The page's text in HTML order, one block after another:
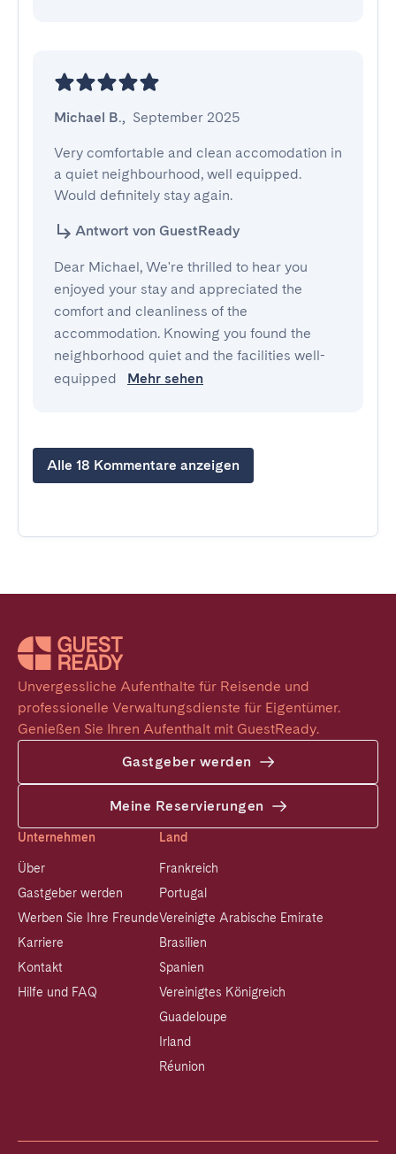
Michael B., September 2025
Very comfortable and clean accomodation in
a quiet neighbourhood, well equipped.
Would definitely stay again.
Antwort von GuestReady
Dear Michael, We're thrilled to hear you
enjoyed your stay and appreciated the
comfort and cleanliness of the
accommodation. Knowing you found the
neighborhood quiet and the facilities well-
equipped
Mehr sehen
Alle 18 Kommentare anzeigen
Unvergessliche Aufenthalte für Reisende und
professionelle Verwaltungsdienste für Eigentümer.
Genießen Sie Ihren Aufenthalt mit GuestReady.
Gastgeber werden
Meine Reservierungen
Unternehmen
Über
Gastgeber werden
Werben Sie Ihre Freunde
Karriere
Kontakt
Hilfe und FAQ
Land
Frankreich
Portugal
Vereinigte Arabische Emirate
Brasilien
Spanien
Vereinigtes Königreich
Guadeloupe
Irland
Réunion